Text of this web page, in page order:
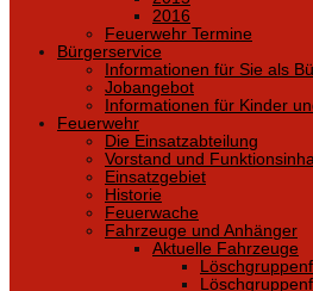
2016
Feuerwehr Termine
Bürgerservice
Informationen für Sie als
Jobangebot
Informationen für Kinder
Feuerwehr
Die Einsatzabteilung
Vorstand und
Einsatzgebiet
Historie
Feuerwache
Fahrzeuge und Anhänger
Aktuelle Fahrzeuge